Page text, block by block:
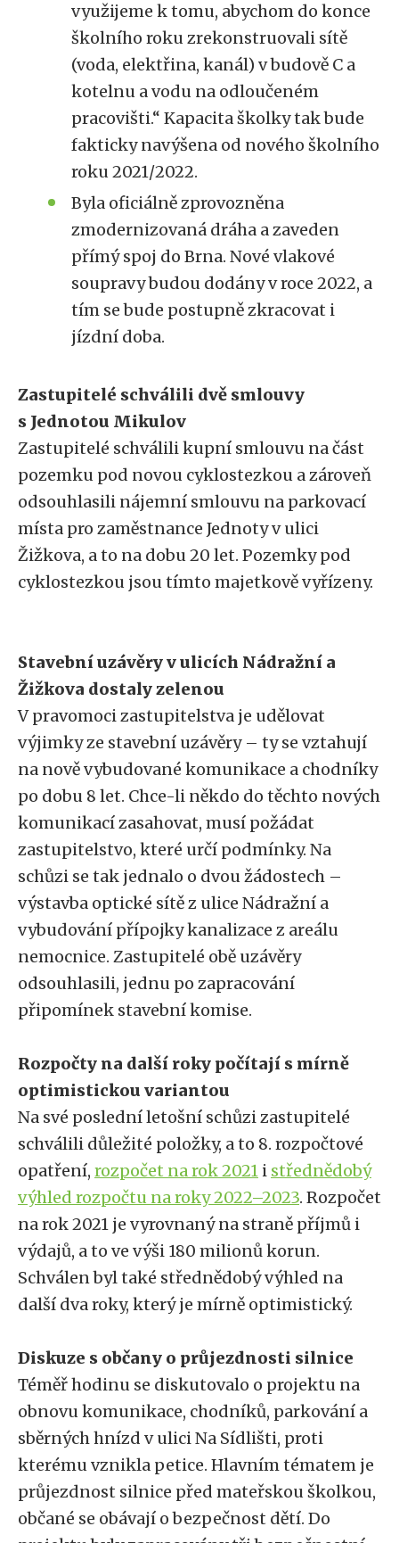
využijeme k tomu, abychom do konce
školního roku zrekonstruovali sítě
(voda, elektřina, kanál) v budově C a
kotelnu a vodu na odloučeném
pracovišti.“ Kapacita školky tak bude
fakticky navýšena od nového školního
roku 2021/2022.
Byla oficiálně zprovozněna
zmodernizovaná dráha a zaveden
přímý spoj do Brna. Nové vlakové
soupravy budou dodány v roce 2022, a
tím se bude postupně zkracovat i
jízdní doba.
Zastupitelé schválili dvě smlouvy
s Jednotou Mikulov
Zastupitelé schválili kupní smlouvu na část
pozemku pod novou cyklostezkou a zároveň
odsouhlasili nájemní smlouvu na parkovací
místa pro zaměstnance Jednoty v ulici
Žižkova, a to na dobu 20 let. Pozemky pod
cyklostezkou jsou tímto majetkově vyřízeny.
Stavební uzávěry v ulicích Nádražní a
Žižkova dostaly zelenou
V pravomoci zastupitelstva je udělovat
výjimky ze stavební uzávěry – ty se vztahují
na nově vybudované komunikace a chodníky
po dobu 8 let. Chce-li někdo do těchto nových
komunikací zasahovat, musí požádat
zastupitelstvo, které určí podmínky. Na
schůzi se tak jednalo o dvou žádostech –
výstavba optické sítě z ulice Nádražní a
vybudování přípojky kanalizace z areálu
nemocnice. Zastupitelé obě uzávěry
odsouhlasili, jednu po zapracování
připomínek stavební komise.
Rozpočty na další roky počítají s mírně
optimistickou variantou
Na své poslední letošní schůzi zastupitelé
schválili důležité položky, a to 8. rozpočtové
opatření, rozpočet na rok 2021 i střednědobý
výhled rozpočtu na roky 2022–2023. Rozpočet
na rok 2021 je vyrovnaný na straně příjmů i
výdajů, a to ve výši 180 milionů korun.
Schválen byl také střednědobý výhled na
další dva roky, který je mírně optimistický.
Diskuze s občany o průjezdnosti silnice
Téměř hodinu se diskutovalo o projektu na
obnovu komunikace, chodníků, parkování a
sběrných hnízd v ulici Na Sídlišti, proti
kterému vznikla petice. Hlavním tématem je
průjezdnost silnice před mateřskou školkou,
občané se obávají o bezpečnost dětí. Do